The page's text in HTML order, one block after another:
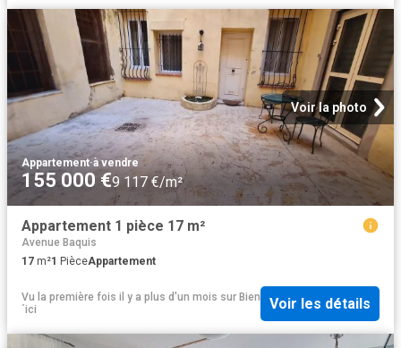
Voir la photo
Appartement·à vendre
155 000 €9 117 €/m²
Appartement 1 pièce 17 m²
Avenue Baquis
17 m²1 PièceAppartement
Vu la première fois il y a plus d'un mois sur Bien
´ici
Voir les détails